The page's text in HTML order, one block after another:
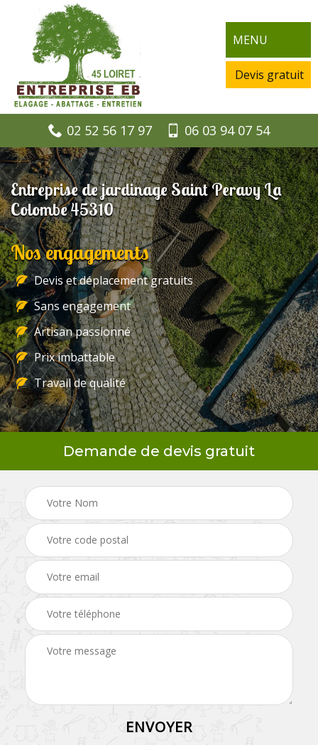
MENU
Devis gratuit
02 52 56 17 97 06 03 94 07 54
Entreprise de jardinage Saint Peravy La
Colombe 45310
Nos engagements
Devis et déplacement gratuits
Sans engagement
Artisan passionné
Prix imbattable
Travail de qualité
Demande de devis gratuit